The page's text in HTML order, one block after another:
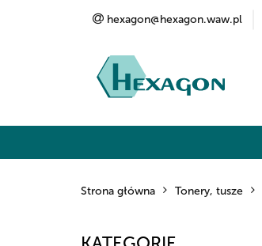
hexagon@hexagon.waw.pl
Strona główna Tonery, tusze